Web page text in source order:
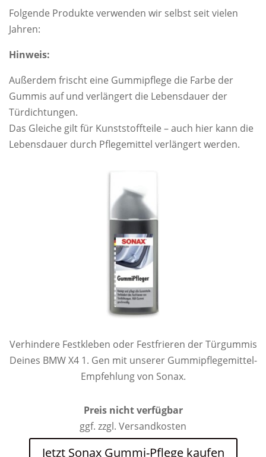
Folgende Produkte verwenden wir selbst seit vielen
Jahren:
Hinweis:
Außerdem frischt eine Gummipflege die Farbe der
Gummis auf und verlängert die Lebensdauer der
Türdichtungen.
Das Gleiche gilt für Kunststoffteile – auch hier kann die
Lebensdauer durch Pflegemittel verlängert werden.
Verhindere Festkleben oder Festfrieren der Türgummis
Deines BMW X4 1. Gen mit unserer Gummipflegemittel-
Empfehlung von Sonax.
Preis nicht verfügbar
ggf. zzgl. Versandkosten
Jetzt Sonax Gummi-Pflege kaufen